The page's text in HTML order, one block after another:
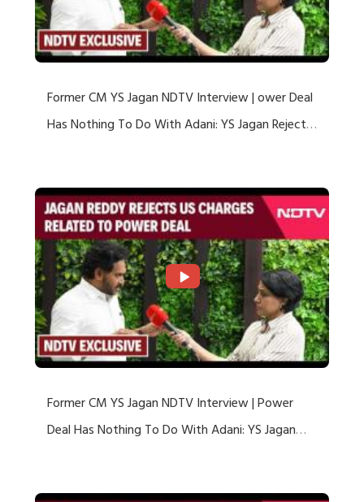
Former CM YS Jagan NDTV Interview | ower Deal
Has Nothing To Do With Adani: YS Jagan Rejects
Former CM YS Jagan NDTV Interview | Power
Deal Has Nothing To Do With Adani: YS Jagan